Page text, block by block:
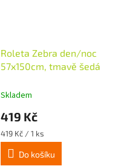
Roleta Zebra den/noc
57x150cm, tmavě šedá
Skladem
419 Kč
Měrná
cena:
419 Kč / 1 ks
Do košíku